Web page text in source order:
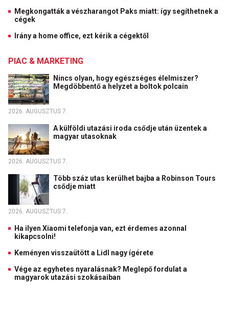
Megkongatták a vészharangot Paks miatt: így segíthetnek a
cégek
Irány a home office, ezt kérik a cégektől
PIAC & MARKETING
Nincs olyan, hogy egészséges élelmiszer?
Megdöbbentő a helyzet a boltok polcain
2026. AUGUSZTUS 7.
A külföldi utazási iroda csődje után üzentek a
magyar utasoknak
2026. AUGUSZTUS 7.
Több száz utas kerülhet bajba a Robinson Tours
csődje miatt
2026. AUGUSZTUS 7.
Ha ilyen Xiaomi telefonja van, ezt érdemes azonnal
kikapcsolni!
Keményen visszaütött a Lidl nagy ígérete
Vége az egyhetes nyaralásnak? Meglepő fordulat a
magyarok utazási szokásaiban